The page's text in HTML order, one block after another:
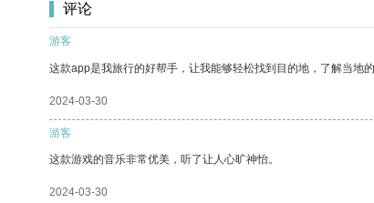
评论
游客
这款app是我旅行的好帮手，让我能够轻松找到目的地，了解当地的
2024-03-30
游客
这款游戏的音乐非常优美，听了让人心旷神怡。
2024-03-30